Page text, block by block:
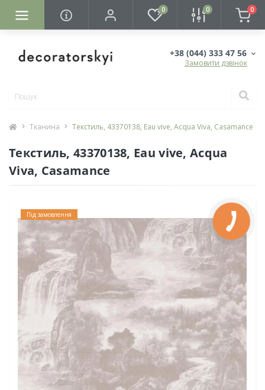
0 0 0
+38 (044) 333 47 56
Замовити дзвінок
Тканина Текстиль, 43370138, Eau vive, Acqua Viva, Casamance
Текстиль, 43370138, Eau vive, Acqua
Viva, Casamance
Під замовлення